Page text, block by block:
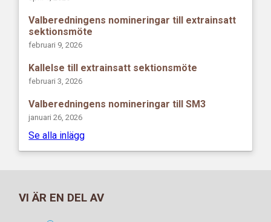
Valberedningens nomineringar till extrainsatt
sektionsmöte
februari 9, 2026
Kallelse till extrainsatt sektionsmöte
februari 3, 2026
Valberedningens nomineringar till SM3
januari 26, 2026
Se alla inlägg
VI ÄR EN DEL AV